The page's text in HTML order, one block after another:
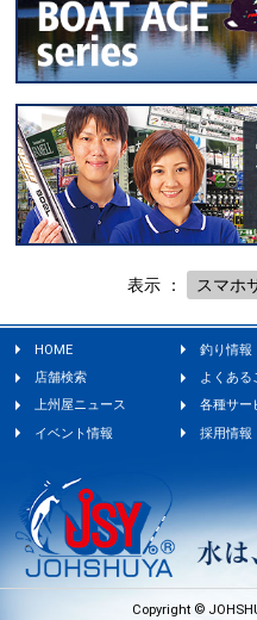
表示 ： スマホ
HOME 釣り情報
店舗検索
よくある
上州屋ニュース
各種サー
イベント情報
採用情報
Copyright ©